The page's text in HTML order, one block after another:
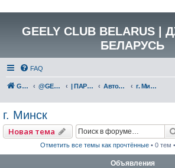
GEELY CLUB BELARUS
БЕЛАРУСЬ
FAQ
GEELY Club Belarus @GEELYCLUBBY | ПАРТНЕРЫ КЛУБА Автозапчасти г. Минск
г. Минск
Новая тема
Отметить все темы как прочтённые• 0 тем
Объявления